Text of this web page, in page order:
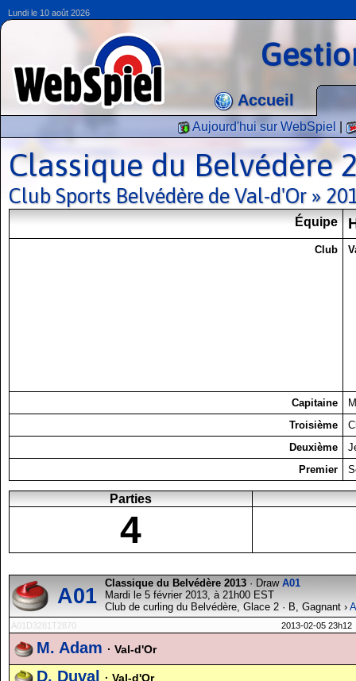
Lundi le 10 août 2026
Accueil
Aujourd'hui sur WebSpiel
Classique du Belvédère
Club Sports Belvédère de Val-d'Or »
Équipe
Club
Capitaine
Troisième
Deuxième
Premier
Parties
4
A01
Classique du Belvédère 2013 · Draw A01
Mardi le 5 février 2013, à 21h00 EST
Club de curling du Belvédère, Glace 2 · B, Gagnant ›
A01D3281T2870 2013-02-05 23h12
M. Adam · Val-d'Or
D. Duval · Val-d'Or